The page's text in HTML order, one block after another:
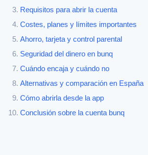
Requisitos para abrir la cuenta
Costes, planes y límites importantes
Ahorro, tarjeta y control parental
Seguridad del dinero en bunq
Cuándo encaja y cuándo no
Alternativas y comparación en España
Cómo abrirla desde la app
Conclusión sobre la cuenta bunq